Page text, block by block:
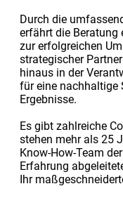
Durch die
erfährt die Beratung
zur erfolgreichen
strategischer
hinaus in der
für eine nachhaltige
Ergebnisse.
Es gibt zahlreiche
stehen mehr als 25
Know-How-Team
Erfahrung
Ihr